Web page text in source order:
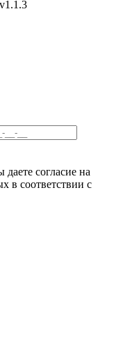
v1.1.3
согласие на
в соответствии с